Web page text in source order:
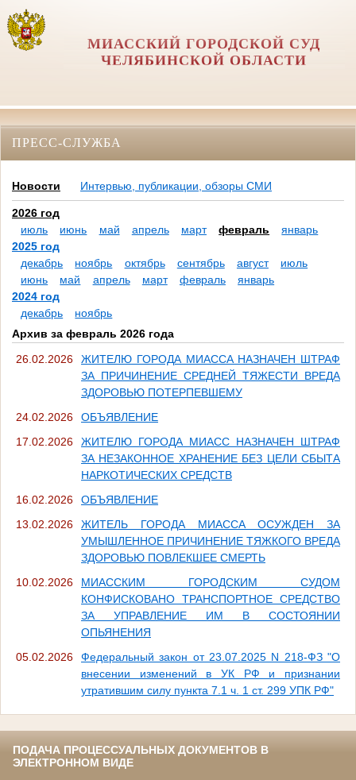
МИАССКИЙ ГОРОДСКОЙ СУД
ЧЕЛЯБИНСКОЙ ОБЛАСТИ
ПРЕСС-СЛУЖБА
Новости Интервью, публикации, обзоры СМИ
2026 год
июль
июнь май апрель март февраль
январь
2025 год
декабрь
ноябрь октябрь сентябрь август
июль
июнь
май апрель март февраль
январь
2024 год
декабрь
ноябрь
Архив за февраль 2026 года
26.02.2026
ЖИТЕЛЮ ГОРОДА МИАССА НАЗНАЧЕН ШТРАФ
ЗА ПРИЧИНЕНИЕ СРЕДНЕЙ ТЯЖЕСТИ ВРЕДА
ЗДОРОВЬЮ ПОТЕРПЕВШЕМУ
24.02.2026
ОБЪЯВЛЕНИЕ
17.02.2026
ЖИТЕЛЮ ГОРОДА МИАСС НАЗНАЧЕН ШТРАФ
ЗА НЕЗАКОННОЕ ХРАНЕНИЕ БЕЗ ЦЕЛИ СБЫТА
НАРКОТИЧЕСКИХ СРЕДСТВ
16.02.2026
ОБЪЯВЛЕНИЕ
13.02.2026
ЖИТЕЛЬ ГОРОДА МИАССА ОСУЖДЕН ЗА
УМЫШЛЕННОЕ ПРИЧИНЕНИЕ ТЯЖКОГО ВРЕДА
ЗДОРОВЬЮ ПОВЛЕКШЕЕ СМЕРТЬ
10.02.2026
МИАССКИМ ГОРОДСКИМ СУДОМ
КОНФИСКОВАНО ТРАНСПОРТНОЕ СРЕДСТВО
ЗА УПРАВЛЕНИЕ ИМ В СОСТОЯНИИ
ОПЬЯНЕНИЯ
05.02.2026
Федеральный закон от 23.07.2025 N 218-ФЗ "О
внесении изменений в УК РФ и признании
утратившим силу пункта 7.1 ч. 1 ст. 299 УПК РФ"
ПОДАЧА ПРОЦЕССУАЛЬНЫХ ДОКУМЕНТОВ В
ЭЛЕКТРОННОМ ВИДЕ